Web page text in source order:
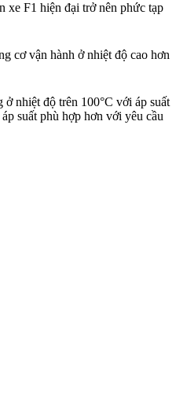
F1 hiện đại trở nên phức tạp
cơ vận hành ở nhiệt độ cao hơn
nhiệt độ trên 100°C với áp suất
suất phù hợp hơn với yêu cầu